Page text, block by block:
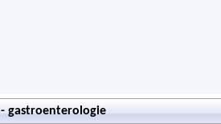
gastroenterologie